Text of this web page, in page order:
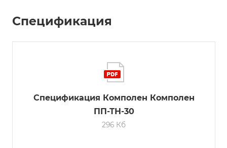
Спецификация
Спецификация Комполен Комполен
ПП-ТН-30
296 Кб